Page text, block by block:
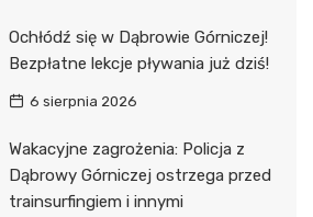
Ochłódź się w Dąbrowie Górniczej!
Bezpłatne lekcje pływania już dziś!
6 sierpnia 2026
Wakacyjne zagrożenia: Policja z
Dąbrowy Górniczej ostrzega przed
trainsurfingiem i innymi